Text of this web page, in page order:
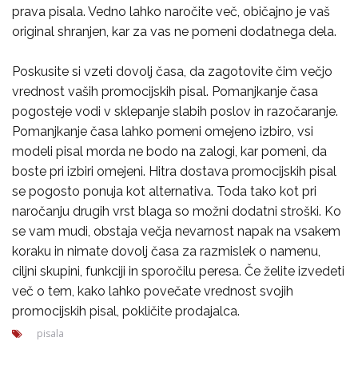
prava pisala. Vedno lahko naročite več, običajno je vaš
original shranjen, kar za vas ne pomeni dodatnega dela.
Poskusite si vzeti dovolj časa, da zagotovite čim večjo
vrednost vaših promocijskih pisal. Pomanjkanje časa
pogosteje vodi v sklepanje slabih poslov in razočaranje.
Pomanjkanje časa lahko pomeni omejeno izbiro, vsi
modeli pisal morda ne bodo na zalogi, kar pomeni, da
boste pri izbiri omejeni. Hitra dostava promocijskih pisal
se pogosto ponuja kot alternativa. Toda tako kot pri
naročanju drugih vrst blaga so možni dodatni stroški. Ko
se vam mudi, obstaja večja nevarnost napak na vsakem
koraku in nimate dovolj časa za razmislek o namenu,
ciljni skupini, funkciji in sporočilu peresa. Če želite izvedeti
več o tem, kako lahko povečate vrednost svojih
promocijskih pisal, pokličite prodajalca.
pisala